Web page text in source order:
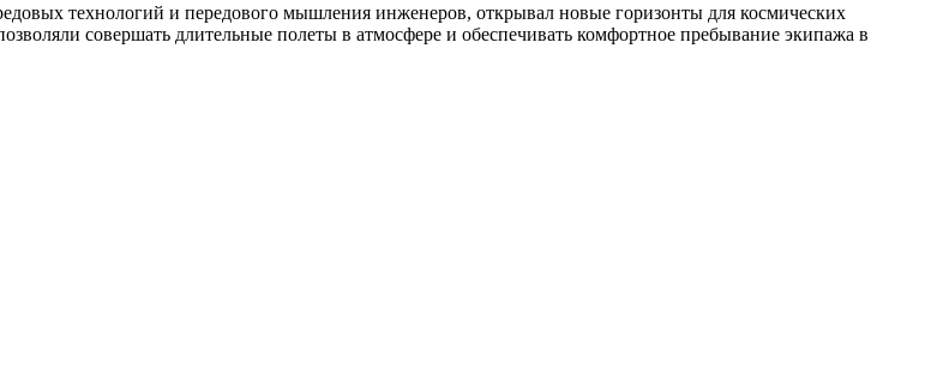
технологий и передового мышления инженеров, открывал новые горизонты для космических
совершать длительные полеты в атмосфере и обеспечивать комфортное пребывание экипажа в